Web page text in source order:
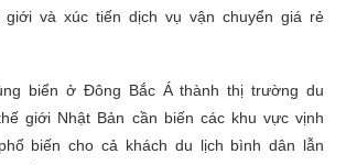
và xúc tiến dịch vụ vận chuyển giá rẻ
biển ở Đông Bắc Á thành thị trường du
giới Nhật Bản cần biến các khu vực vịnh
biến cho cả khách du lịch bình dân lẫn